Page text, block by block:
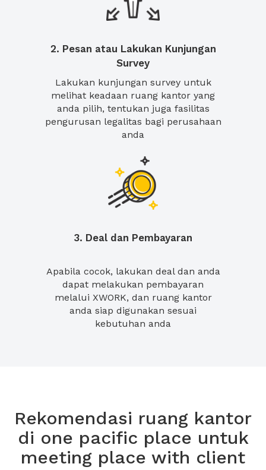
2. Pesan atau Lakukan Kunjungan
Survey
Lakukan kunjungan survey untuk
melihat keadaan ruang kantor yang
anda pilih, tentukan juga fasilitas
pengurusan legalitas bagi perusahaan
anda
3. Deal dan Pembayaran
Apabila cocok, lakukan deal dan anda
dapat melakukan pembayaran
melalui XWORK, dan ruang kantor
anda siap digunakan sesuai
kebutuhan anda
Rekomendasi ruang kantor
di one pacific place untuk
meeting place with client